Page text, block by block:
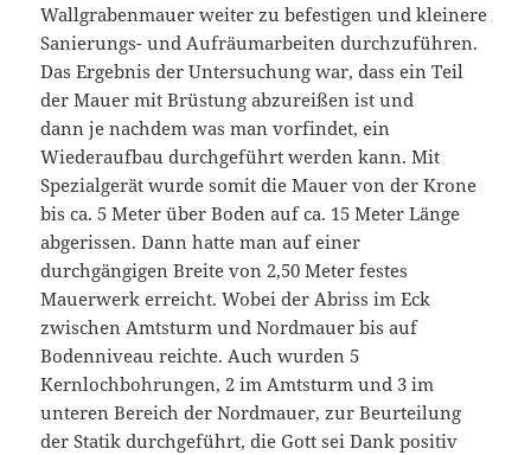
Wallgrabenmauer weiter zu befestigen und kleinere
Sanierungs- und Aufräumarbeiten durchzuführen.
Das Ergebnis der Untersuchung war, dass ein Teil
der Mauer mit Brüstung abzureißen ist und
dann je nachdem was man vorfindet, ein
Wiederaufbau durchgeführt werden kann. Mit
Spezialgerät wurde somit die Mauer von der Krone
bis ca. 5 Meter über Boden auf ca. 15 Meter Länge
abgerissen. Dann hatte man auf einer
durchgängigen Breite von 2,50 Meter festes
Mauerwerk erreicht. Wobei der Abriss im Eck
zwischen Amtsturm und Nordmauer bis auf
Bodenniveau reichte. Auch wurden 5
Kernlochbohrungen, 2 im Amtsturm und 3 im
unteren Bereich der Nordmauer, zur Beurteilung
der Statik durchgeführt, die Gott sei Dank positiv